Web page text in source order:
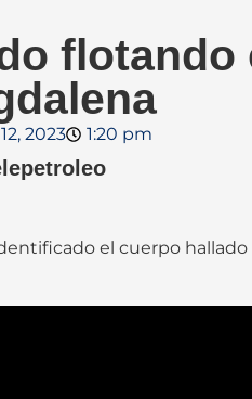
flotando
2023 1:20 pm
el cuerpo